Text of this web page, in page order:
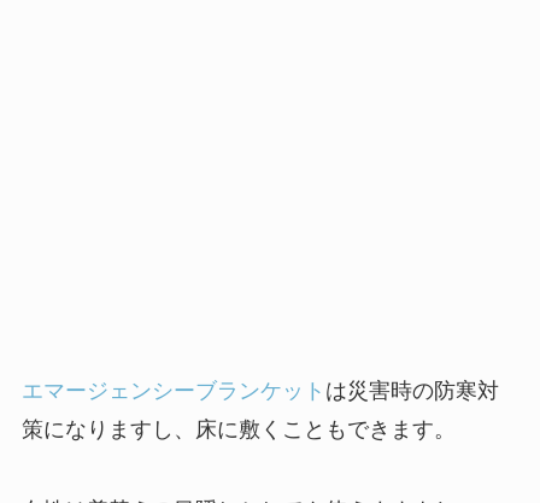
エマージェンシーブランケット は災害時の防寒対
策になりますし、床に敷くこともできます。